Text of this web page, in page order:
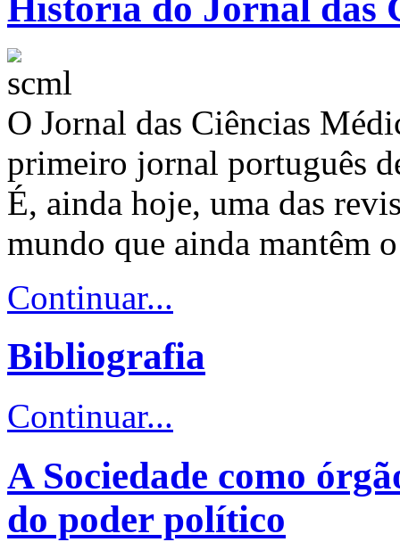
O Jornal das Ciências
primeiro jornal português
É, ainda hoje, uma das
mundo que ainda mantêm
Continuar...
Bibliografia
Continuar...
A Sociedade como
do poder político